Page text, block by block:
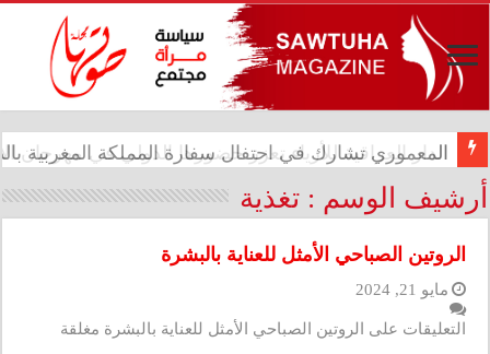
المعموري تشارك في احتفال سفارة المملكة المغربية بالذكرى الـ27
الدار العراقية للأزياء تعزز حضورها الدولي في مهرجان
أرشيف الوسم :تغذية
الروتين الصباحي الأمثل للعناية بالبشرة
مايو 21, 2024
التعليقات على الروتين الصباحي الأمثل للعناية بالبشرة مغلقة